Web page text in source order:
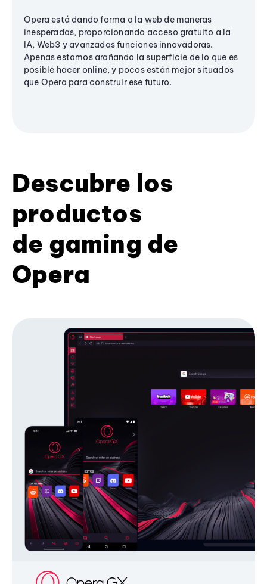
Opera está dando forma a la web de maneras
inesperadas, proporcionando acceso gratuito a la
IA, Web3 y avanzadas funciones innovadoras.
Apenas estamos arañando la superficie de lo que es
posible hacer online, y pocos están mejor situados
que Opera para construir ese futuro.
Descubre los
productos
de gaming de
Opera